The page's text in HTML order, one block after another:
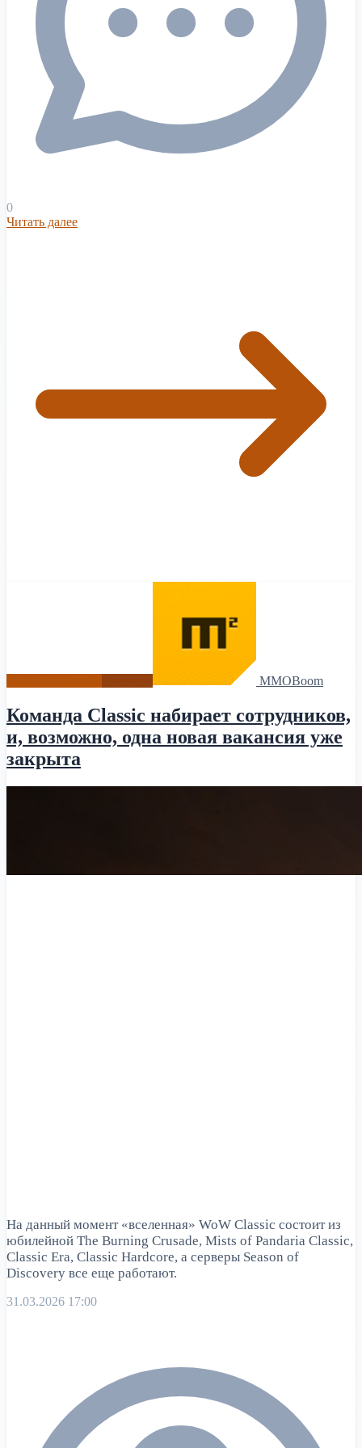
0
Читать далее
MMOBoom
Команда Classic набирает сотрудников,
и, возможно, одна новая вакансия уже
закрыта
На данный момент «вселенная» WoW Classic состоит из
юбилейной The Burning Crusade, Mists of Pandaria Classic,
Classic Era, Classic Hardcore, а серверы Season of
Discovery все еще работают.
31.03.2026 17:00